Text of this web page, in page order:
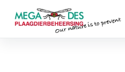
Skip to main content